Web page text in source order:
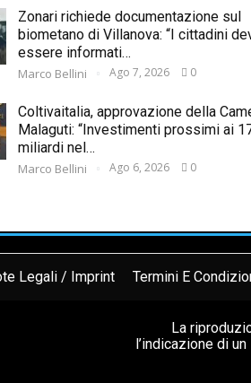
Zonari richiede documentazione sul
biometano di Villanova: “I cittadini
essere informati…
Marco Bellini Ago 7, 2026 0
Coltivaitalia, approvazione della
Malaguti: “Investimenti prossimi ai
miliardi nel…
Marco Bellini Ago 6, 2026 0
Legali / Imprint Termini E
La
l’indicazione di